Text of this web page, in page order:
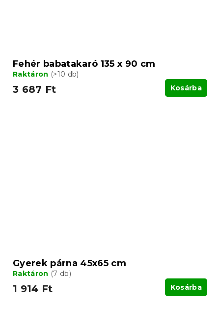
Fehér babatakaró 135 x 90 cm
Raktáron (>10 db)
3 687 Ft Kosárba
Gyerek párna 45x65 cm
Raktáron (7 db)
1 914 Ft Kosárba